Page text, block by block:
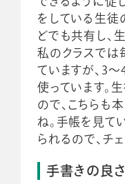
をしている生徒
どでも共有し、
私のクラスでは
ていますが、3
使っています。
ので、こちらも
ね。手帳を見て
られるので、チ
手書きの良さ